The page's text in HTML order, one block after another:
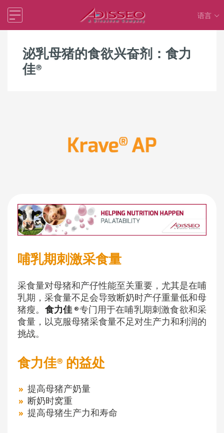
语言
泌乳母猪的食欲兴奋剂：食力
佳®
哺乳期刺激采食量
采食量对母猪和产仔性能至关重要，尤其是在哺
乳期，采食量不足会导致断奶时产仔重量低和母
猪瘦。 食力佳 ®专门用于在哺乳期刺激食欲和采
食量，以克服母猪采食量不足对生产力和利润的
挑战。
食力佳® 的益处
提高母猪产奶量
断奶时窝重
提高母猪生产力和寿命